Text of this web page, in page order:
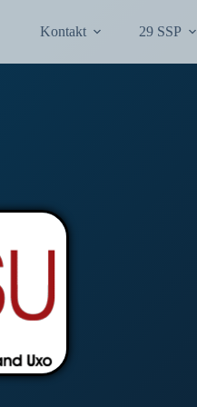
Kontakt 29 SSP